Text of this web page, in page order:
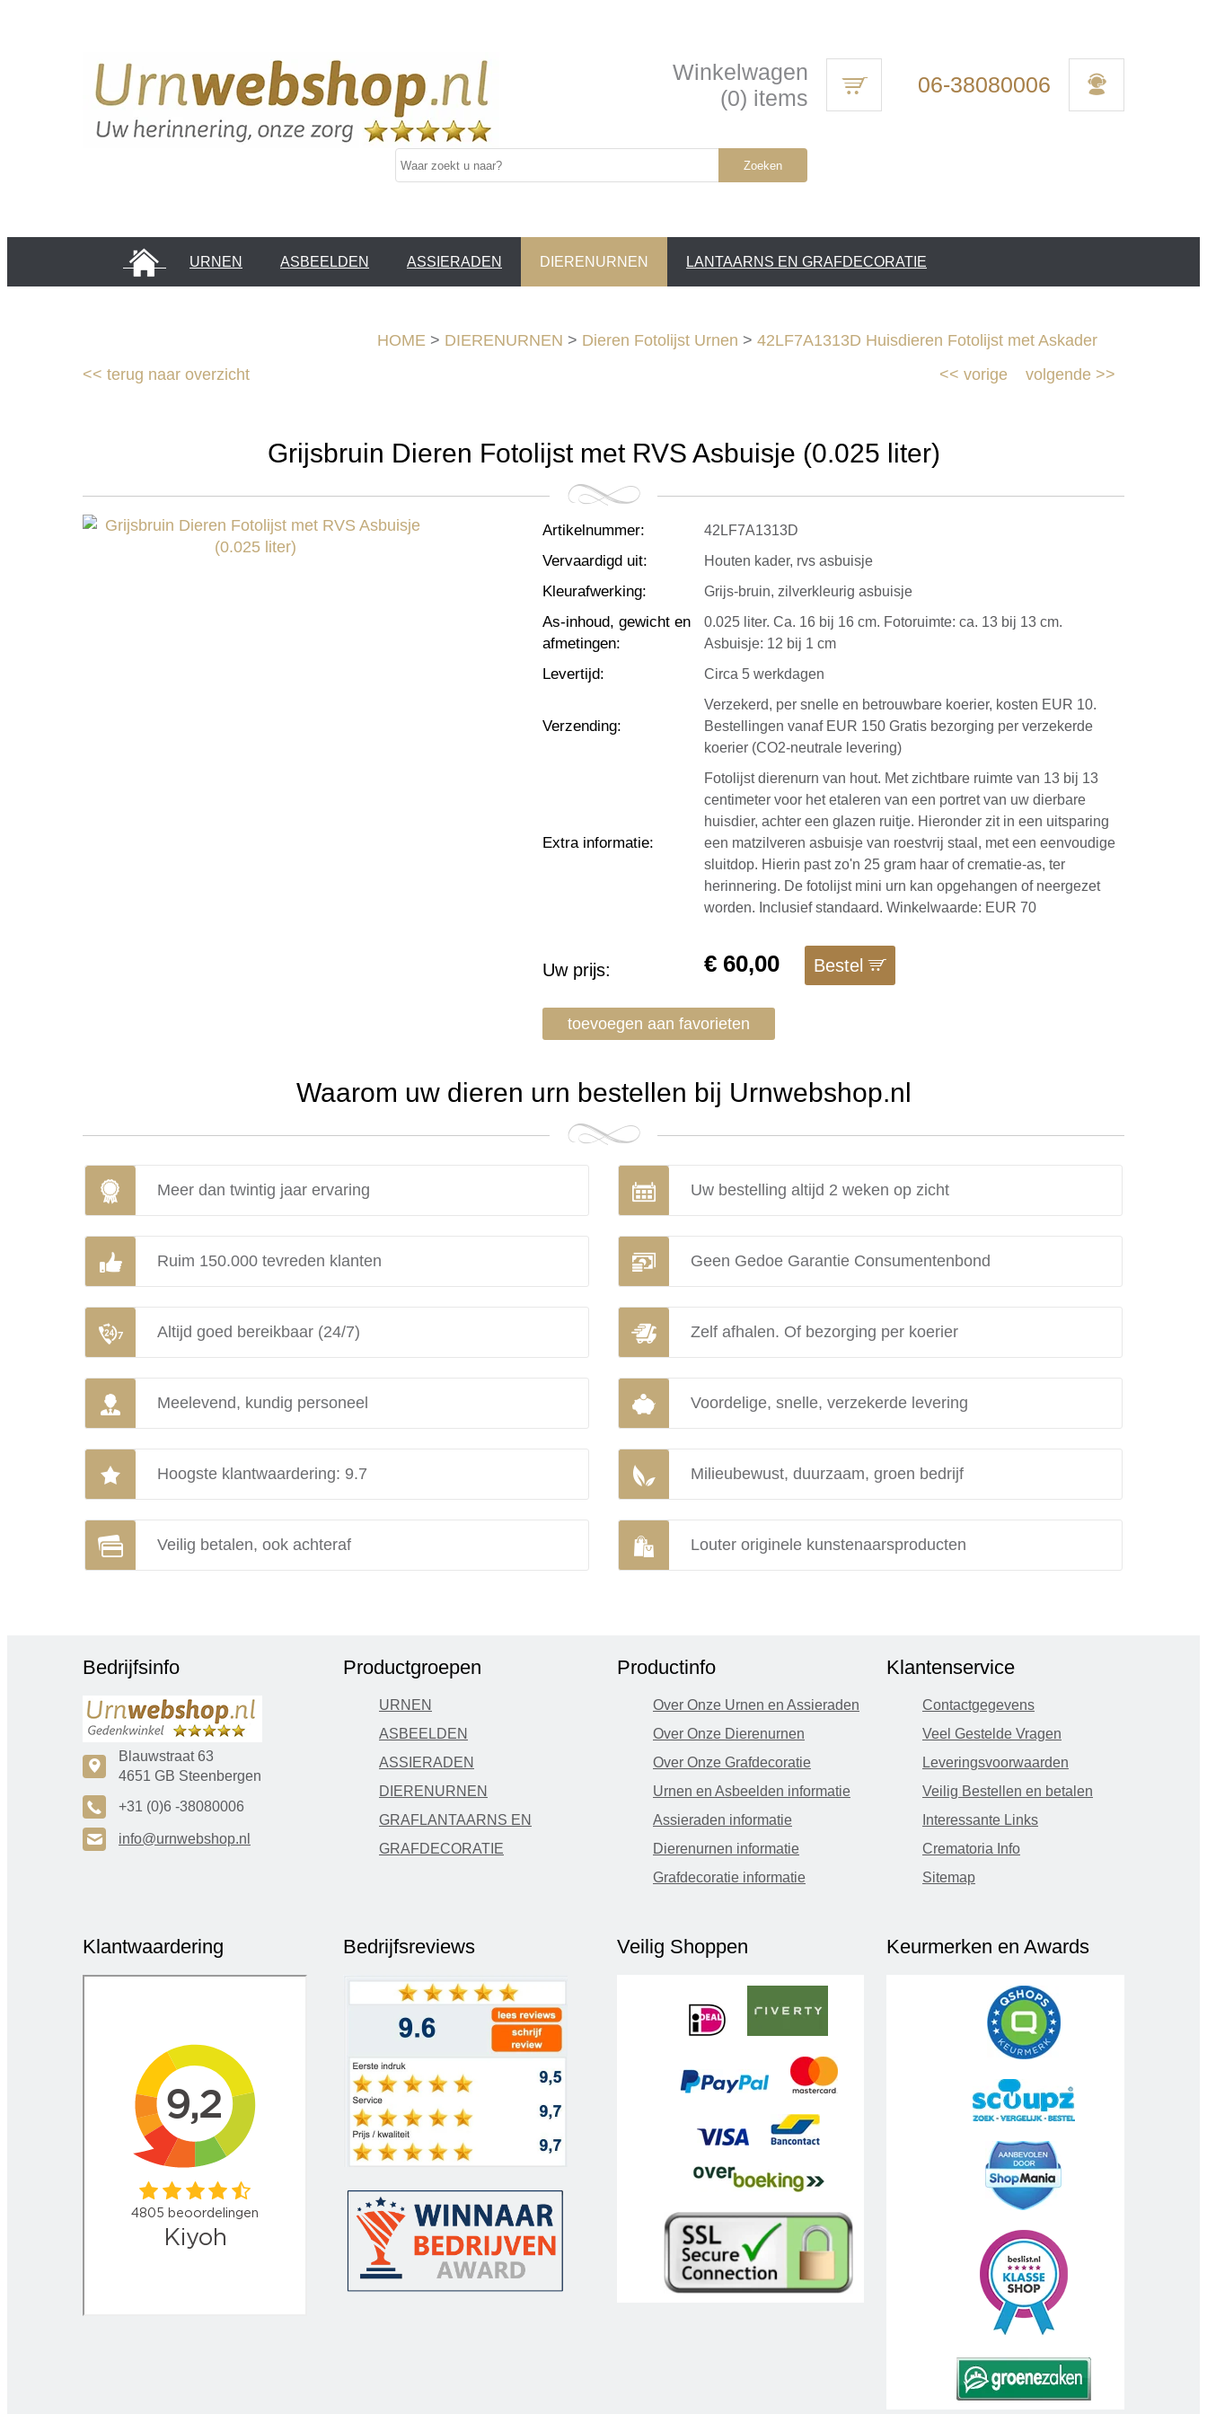
Winkelwagen
(0) items
06-38080006
Zoeken
HOME URNEN ASBEELDEN ASSIERADEN DIERENURNEN LANTAARNS EN GRAFDECORATIE
HOME > DIERENURNEN > Dieren Fotolijst Urnen > 42LF7A1313D Huisdieren Fotolijst met Askader
<< terug naar overzicht volgende >>
<< vorige
Grijsbruin Dieren Fotolijst met RVS Asbuisje (0.025 liter)
Artikelnummer: 42LF7A1313D
Vervaardigd uit: Houten kader, rvs asbuisje
Kleurafwerking: Grijs-bruin, zilverkleurig asbuisje
As-inhoud, gewicht en
afmetingen:
0.025 liter. Ca. 16 bij 16 cm. Fotoruimte: ca. 13 bij 13 cm.
Asbuisje: 12 bij 1 cm
Levertijd: Circa 5 werkdagen
Verzending:
Verzekerd, per snelle en betrouwbare koerier, kosten EUR 10.
Bestellingen vanaf EUR 150 Gratis bezorging per verzekerde
koerier (CO2-neutrale levering)
Extra informatie:
Fotolijst dierenurn van hout. Met zichtbare ruimte van 13 bij 13
centimeter voor het etaleren van een portret van uw dierbare
huisdier, achter een glazen ruitje. Hieronder zit in een uitsparing
een matzilveren asbuisje van roestvrij staal, met een eenvoudige
sluitdop. Hierin past zo'n 25 gram haar of crematie-as, ter
herinnering. De fotolijst mini urn kan opgehangen of neergezet
worden. Inclusief standaard. Winkelwaarde: EUR 70
Uw prijs: € 60,00 Bestel
toevoegen aan favorieten
Waarom uw dieren urn bestellen bij Urnwebshop.nl
Meer dan twintig jaar ervaring Uw bestelling altijd 2 weken op zicht
Ruim 150.000 tevreden klanten Geen Gedoe Garantie Consumentenbond
Altijd goed bereikbaar (24/7) Zelf afhalen. Of bezorging per koerier
Meelevend, kundig personeel Voordelige, snelle, verzekerde levering
Hoogste klantwaardering: 9.7 Milieubewust, duurzaam, groen bedrijf
Veilig betalen, ook achteraf Louter originele kunstenaarsproducten
Bedrijfsinfo
c
Blauwstraat 63
4651 GB Steenbergen
A +31 (0)6 -38080006
H info@urnwebshop.nl
Productgroepen
URNEN
ASBEELDEN
ASSIERADEN
DIERENURNEN
GRAFLANTAARNS EN
GRAFDECORATIE
Productinfo
Over Onze Urnen en Assieraden
Over Onze Dierenurnen
Over Onze Grafdecoratie
Urnen en Asbeelden informatie
Assieraden informatie
Dierenurnen informatie
Grafdecoratie informatie
Klantenservice
Contactgegevens
Veel Gestelde Vragen
Leveringsvoorwaarden
Veilig Bestellen en betalen
Interessante Links
Crematoria Info
Sitemap
Klantwaardering Bedrijfsreviews Veilig Shoppen Keurmerken en Awards